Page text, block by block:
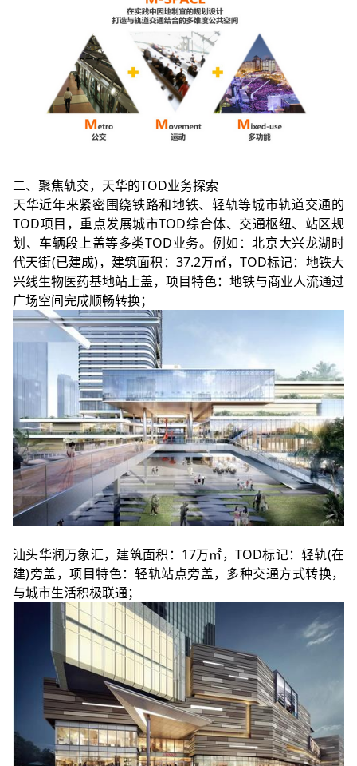
二、聚焦轨交，天华的TOD业务探索
天华近年来紧密围绕铁路和地铁、轻轨等城市轨道交通的
TOD项目，重点发展城市TOD综合体、交通枢纽、站区规
划、车辆段上盖等多类TOD业务。例如：北京大兴龙湖时
代天街(已建成)，建筑面积：37.2万㎡，TOD标记：地铁大
兴线生物医药基地站上盖，项目特色：地铁与商业人流通过
广场空间完成顺畅转换；
汕头华润万象汇，建筑面积：17万㎡，TOD标记：轻轨(在
建)旁盖，项目特色：轻轨站点旁盖，多种交通方式转换，
与城市生活积极联通；